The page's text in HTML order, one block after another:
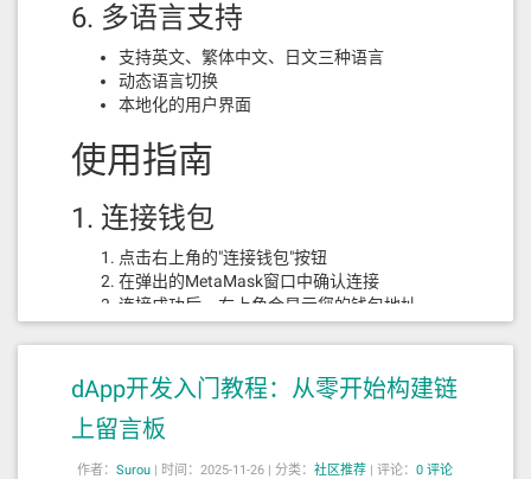
6. 多语言支持
支持英文、繁体中文、日文三种语言
动态语言切换
本地化的用户界面
使用指南
1. 连接钱包
点击右上角的"连接钱包"按钮
在弹出的MetaMask窗口中确认连接
连接成功后，右上角会显示您的钱包地址
2. 委托操作
在验证者列表中选择一个验证者
点击"委托"按钮
输入委托金额
确认委托设置
dApp开发入门教程：从零开始构建链
上留言板
作者： Surou | 时间：2025-11-26 | 分类： 社区推荐 | 评论： 0 评论